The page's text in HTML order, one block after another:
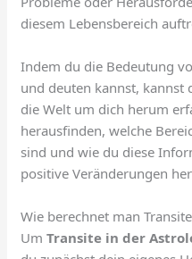
diesem Lebensbereich
Indem du die Bedeutung
und deuten kannst, kannst
die Welt um dich herum
herausfinden, welche
sind und wie du diese
positive Veränderungen
Wie berechnet man
UmTransite in der